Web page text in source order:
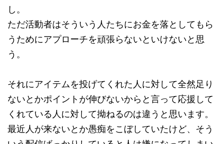
し。
ただ活動者はそういう人たちにお金を落としてもら
うためにアプローチを頑張らないといけないと思
う。
それにアイテムを投げてくれた人に対して全然足り
ないとかポイントが伸びないからと言って応援して
くれている人に対して拗ねるのは違うと思います。
最近人が来ないとか愚痴をこぼしていたけど、そう